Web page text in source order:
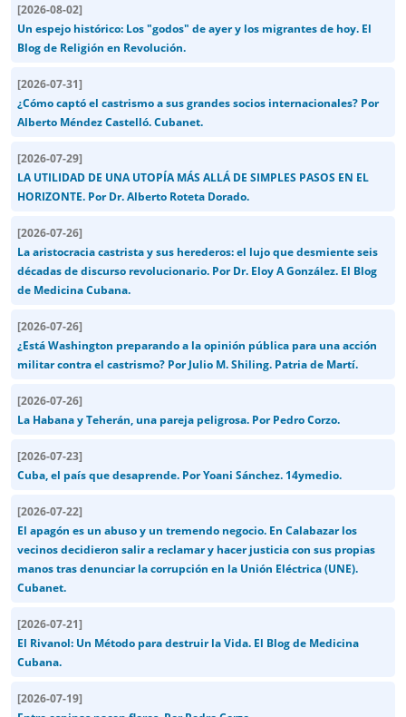
[2026-08-02]
Un espejo histórico: Los "godos" de ayer y los migrantes de hoy. El
Blog de Religión en Revolución.
[2026-07-31]
¿Cómo captó el castrismo a sus grandes socios internacionales? Por
Alberto Méndez Castelló. Cubanet.
[2026-07-29]
LA UTILIDAD DE UNA UTOPÍA MÁS ALLÁ DE SIMPLES PASOS EN EL
HORIZONTE. Por Dr. Alberto Roteta Dorado.
[2026-07-26]
La aristocracia castrista y sus herederos: el lujo que desmiente seis
décadas de discurso revolucionario. Por Dr. Eloy A González. El Blog
de Medicina Cubana.
[2026-07-26]
¿Está Washington preparando a la opinión pública para una acción
militar contra el castrismo? Por Julio M. Shiling. Patria de Martí.
[2026-07-26]
La Habana y Teherán, una pareja peligrosa. Por Pedro Corzo.
[2026-07-23]
Cuba, el país que desaprende. Por Yoani Sánchez. 14ymedio.
[2026-07-22]
El apagón es un abuso y un tremendo negocio. En Calabazar los
vecinos decidieron salir a reclamar y hacer justicia con sus propias
manos tras denunciar la corrupción en la Unión Eléctrica (UNE).
Cubanet.
[2026-07-21]
El Rivanol: Un Método para destruir la Vida. El Blog de Medicina
Cubana.
[2026-07-19]